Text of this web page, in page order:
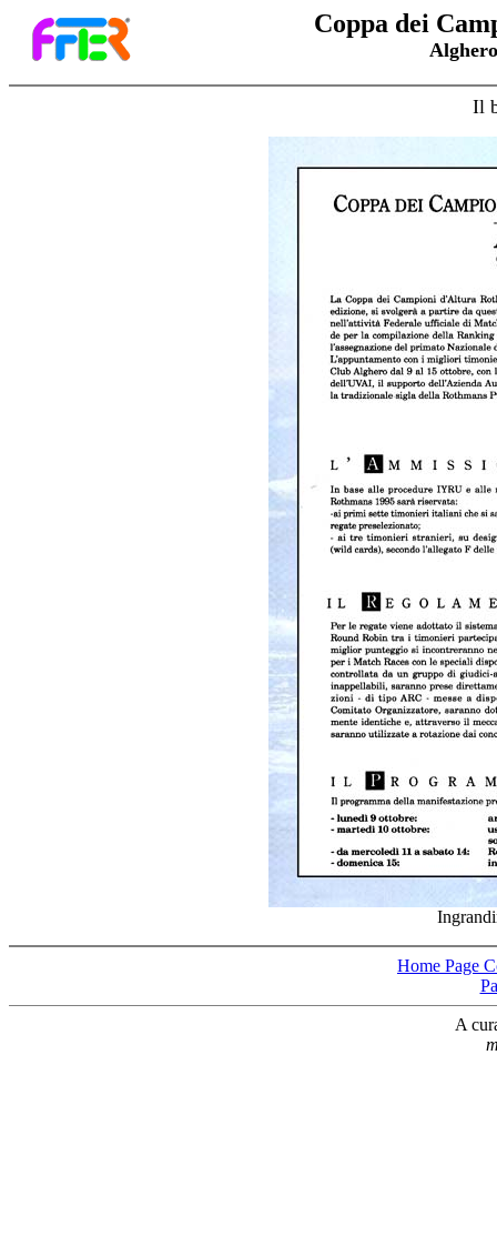
Coppa dei
Il
Home Page
A